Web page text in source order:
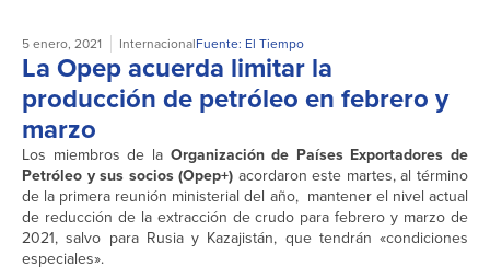
5 enero, 2021 InternacionalFuente: El Tiempo
La Opep acuerda limitar la
producción de petróleo en febrero y
marzo
Los miembros de la Organización de Países Exportadores de
Petróleo y sus socios (Opep+) acordaron este martes, al término
de la primera reunión ministerial del año, mantener el nivel actual
de reducción de la extracción de crudo para febrero y marzo de
2021, salvo para Rusia y Kazajistán, que tendrán «condiciones
especiales».